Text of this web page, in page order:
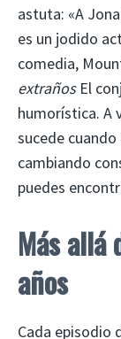
astuta: «A
es un jodido
comedia,
extrañosEl
humorística. A
sucede cuando
cambiando
puedes
Más allá
años
Cada episodio